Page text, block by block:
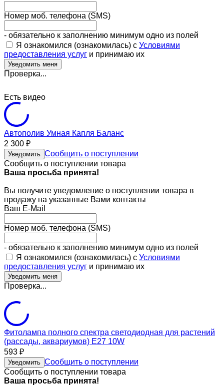
Номер моб. телефона (SMS)
- обязательно к заполнению минимум одно из полей
Я ознакомился (ознакомилась) с Условиями
предоставления услуг и принимаю их
Проверка...
Есть видео
Автополив Умная Капля Баланс
2 300 ₽
Уведомить Сообщить о поступлении
Сообщить о поступлении товара
Ваша просьба принята!
Вы получите уведомление о поступлении товара в
продажу на указанные Вами контакты
Ваш E-Mail
Номер моб. телефона (SMS)
- обязательно к заполнению минимум одно из полей
Я ознакомился (ознакомилась) с Условиями
предоставления услуг и принимаю их
Проверка...
Фитолампа полного спектра светодиодная для растений
(рассады, аквариумов) E27 10W
593 ₽
Уведомить Сообщить о поступлении
Сообщить о поступлении товара
Ваша просьба принята!